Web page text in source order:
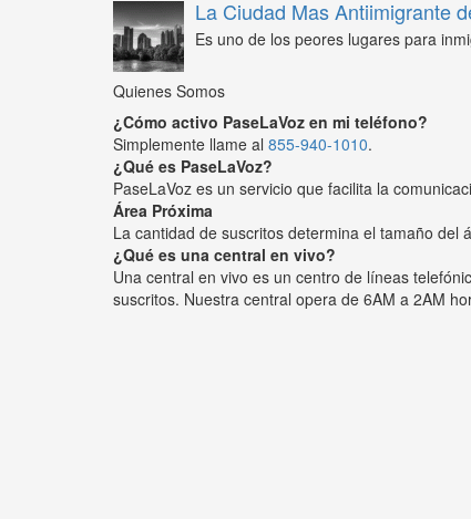
La Ciudad Mas Antiimigrante
Es uno de los peores lugares para
Quienes Somos
¿Cómo activo PaseLaVoz en mi teléfono?
Simplemente llame al 855-940-1010.
¿Qué es PaseLaVoz?
PaseLaVoz es un servicio que facilita la
Área Próxima
La cantidad de suscritos determina el tamaño
¿Qué es una central en vivo?
Una central en vivo es un centro de líneas
suscritos. Nuestra central opera de 6AM a 2AM